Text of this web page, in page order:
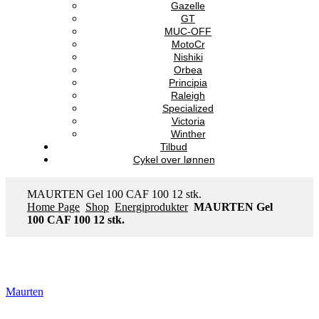
Gazelle
GT
MUC-OFF
MotoCr
Nishiki
Orbea
Principia
Raleigh
Specialized
Victoria
Winther
Tilbud
Cykel over lønnen
MAURTEN Gel 100 CAF 100 12 stk.
Home Page Shop Energiprodukter MAURTEN Gel
100 CAF 100 12 stk.
Maurten